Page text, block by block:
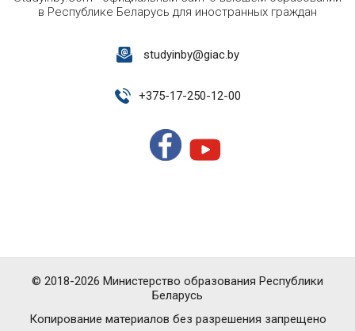
в Республике Беларусь для иностранных граждан
studyinby@giac.by
+375-17-250-12-00
Копирование материалов без разрешения запрещено
© 2018-2026 Министерство образования Республики
Беларусь